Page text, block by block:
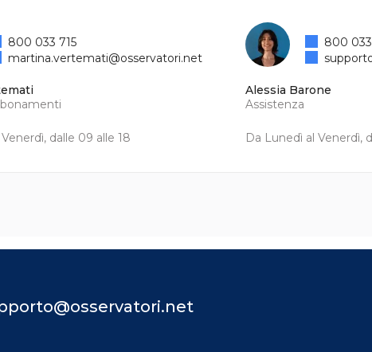
dalle 09 alle 18
800 033 715
martina.vertemati@osservatori.net
Alessia Barone
Assistenza
Da Lunedì al Venerdì,
800